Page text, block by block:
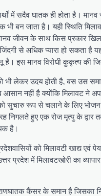
में सदैव घातक ही होता है।
भी बन जाता है। यही स्थिति
जीवन के साथ किस प्रकार
से अधिक प्यारा हो सकता है
इस मानव विरोधी कुकृत्य की
भी लेकर उदय होती है, बस उस
आसान नहीं है क्योंकि मिलावट
सुचारु रूप से चलाने के लिए भोजन
निगलते हुए एक रोज मृत्यु के
है।
को मिलावटी खाद्य एवं पेय
प्रदेश में मिलावटखोरी का
कैंसर के समान है जिसका